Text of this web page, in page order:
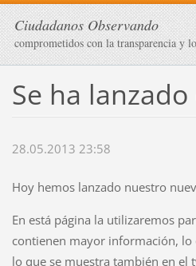
Ciudadanos Observando
comprometidos con la transparencia y
Se ha
28.05.2013 23:58
Hoy hemos lanzado nuestro
En está página la utilizaremos
contienen mayor información, lo
lo que se muestra también en el